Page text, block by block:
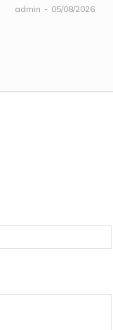
admin - 05/08/2026